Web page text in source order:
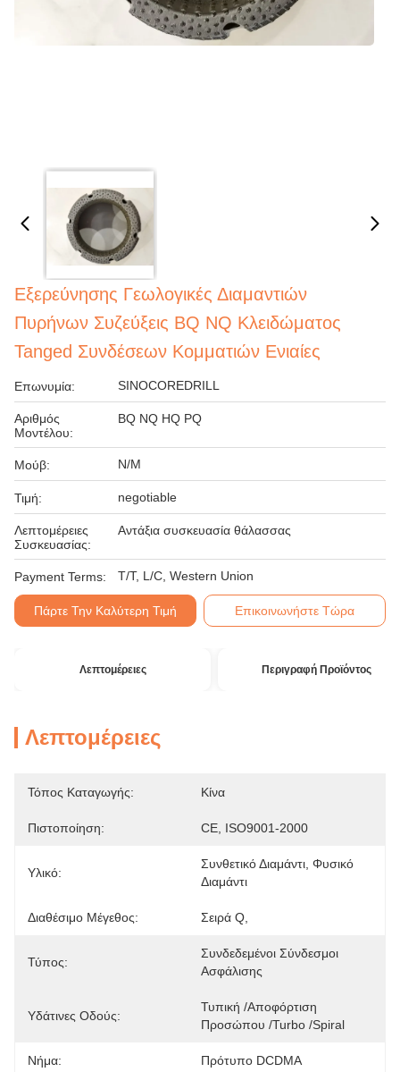
Εξερεύνησης Γεωλογικές Διαμαντιών
Πυρήνων Συζεύξεις BQ NQ Κλειδώματος
Tanged Συνδέσεων Κομματιών Ενιαίες
Επωνυμία: SINOCOREDRILL
Αριθμός
Μοντέλου:
BQ NQ HQ PQ
Μούβ: N/M
Τιμή: negotiable
Λεπτομέρειες
Συσκευασίας:
Αντάξια συσκευασία θάλασσας
Payment Terms: T/T, L/C, Western Union
Πάρτε Την Καλύτερη Τιμή Επικοινωνήστε Τώρα
Λεπτομέρειες Περιγραφή Προϊόντος
Λεπτομέρειες
Τόπος Καταγωγής: Κίνα
Πιστοποίηση: CE, ISO9001-2000
Υλικό:
Συνθετικό Διαμάντι, Φυσικό
Διαμάντι
Διαθέσιμο Μέγεθος: Σειρά Q,
Τύπος:
Συνδεδεμένοι Σύνδεσμοι
Ασφάλισης
Υδάτινες Οδούς:
Τυπική /Αποφόρτιση
Προσώπου /Turbo /Spiral
Νήμα: Πρότυπο DCDMA